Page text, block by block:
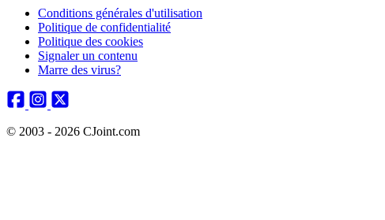
Conditions générales d'utilisation
Politique de confidentialité
Politique des cookies
Signaler un contenu
Marre des virus?
© 2003 - 2026 CJoint.com